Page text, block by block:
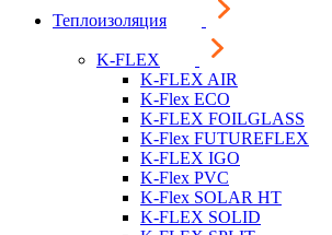
Теплоизоляция
K-FLEX
K-FLEX AIR
K-Flex ECO
K-FLEX FOILGLASS
K-Flex FUTUREFLEX
K-FLEX IGO
K-Flex PVC
K-Flex SOLAR HT
K-FLEX SOLID